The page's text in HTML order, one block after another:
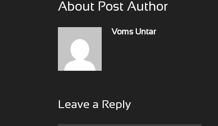
About Post Author
Voms Untar
Leave a Reply